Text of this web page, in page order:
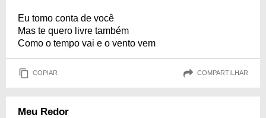
Eu tomo conta de você
Mas te quero livre também
Como o tempo vai e o vento vem
COPIAR COMPARTILHAR
Meu Redor